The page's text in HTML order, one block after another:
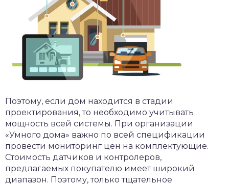
Поэтому, если дом находится в стадии
проектирования, то необходимо учитывать
мощность всей системы. При организации
«Умного дома» важно по всей спецификации
провести мониторинг цен на комплектующие.
Стоимость датчиков и контролеров,
предлагаемых покупателю имеет широкий
диапазон. Поэтому, только тщательное